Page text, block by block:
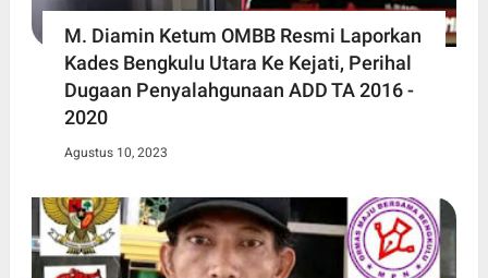
M. Diamin Ketum OMBB Resmi Laporkan
Kades Bengkulu Utara Ke Kejati, Perihal
Dugaan Penyalahgunaan ADD TA 2016 -
2020
Agustus 10, 2023